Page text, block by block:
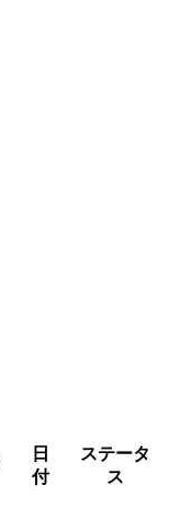
日
付
ステータ
ス